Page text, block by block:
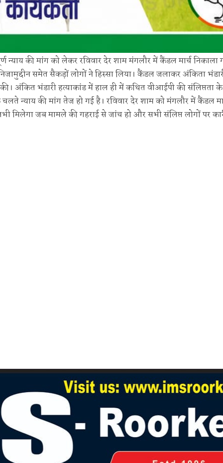
न्याय की मांग को लेकर रविवार देर शाम मंगलौर में कैंडल मार्च निकाला
समेत सैकड़ों लोगों ने हिस्सा लिया। कैंडल जलाकर अंकिता
अंकित भंडारी हत्याकांड में हाल ही में कथित वीआईपी की संलिप्तता
न्याय की मांग तेज हो गई है। रविवार देर शाम को मंगलौर में कैंडल
मिलेगा जब मामले की गहराई से जांच हो और सभी संलिप्त लोगों पर